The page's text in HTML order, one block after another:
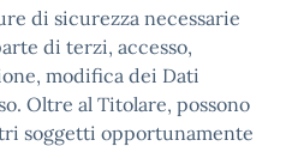
di sicurezza necessarie
di terzi, accesso,
modifica dei Dati
Oltre al Titolare, possono
soggetti opportunamente